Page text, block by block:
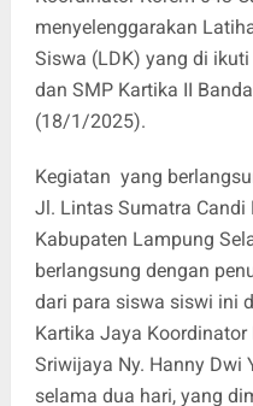
menyelenggarakan
Siswa (LDK) yang di
dan SMP Kartika II
(18/1/2025).
Kegiatan yang
Jl. Lintas Sumatra
Kabupaten Lampung
berlangsung dengan
dari para siswa siswi ini
Kartika Jaya Koordinator
Sriwijaya Ny. Hanny Dwi
selama dua hari, yang